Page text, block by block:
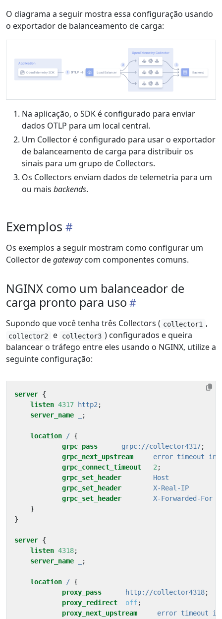
O diagrama a seguir mostra essa configuração usando
o exportador de balanceamento de carga:
Na aplicação, o SDK é configurado para enviar
dados OTLP para um local central.
Um Collector é configurado para usar o exportador
de balanceamento de carga para distribuir os
sinais para um grupo de Collectors.
Os Collectors enviam dados de telemetria para um
ou mais backends.
Exemplos
Os exemplos a seguir mostram como configurar um
Collector degatewaycom componentes comuns.
NGINX como um balanceador de
carga pronto para uso
Supondo que você tenha três Collectors ( collector1 ,
collector2 e collector3 ) configurados e queira
balancear o tráfego entre eles usando o NGINX, utilize a
seguinte configuração:
server {
listen 4317 http2;
server_name
;
location / {
grpc_pass
grpc://collector4317;
grpc_next_upstream
error timeout
grpc_connect_timeout
2;
grpc_set_header
Host
grpc_set_header
X-Real-IP
grpc_set_header
X-Forwarded-For
}
}
server {
listen 4318;
server_name
;
location / {
proxy_pass
http://collector4318;
proxy_redirect
off;
proxy_next_upstream
error timeout